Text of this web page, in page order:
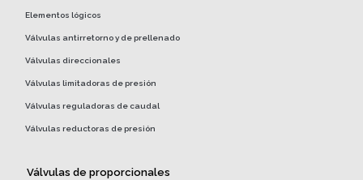
Elementos lógicos
Válvulas antirretorno y de prellenado
Válvulas direccionales
Válvulas limitadoras de presión
Válvulas reguladoras de caudal
Válvulas reductoras de presión
Válvulas de proporcionales